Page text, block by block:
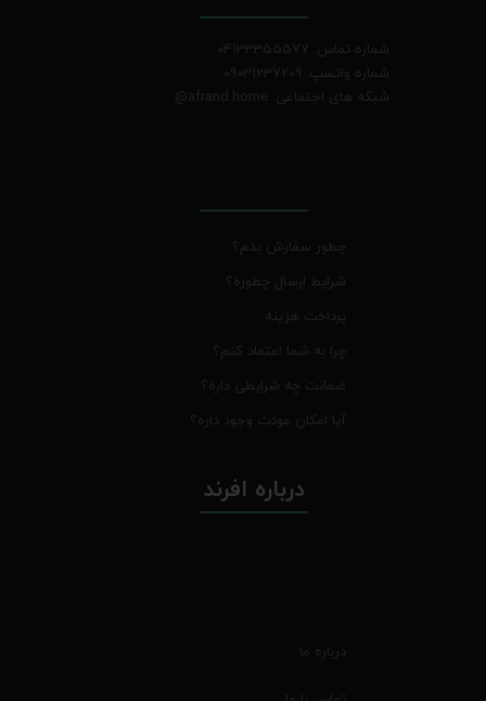
شماره تماس: 04133355577
شماره واتسپ: 09031237209
شبکه های اجتماعی: afrand.home
@
چطور سفارش بدم؟
شرایط ارسال چطوره؟
پرداخت هزینه
چرا به شما اعتماد کنم؟
ضمانت چه شرایطی داره؟
آیا امکان عودت وجود داره؟
درباره افرند
درباره ما